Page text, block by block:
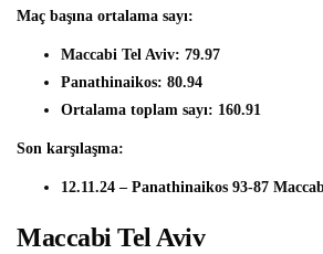
Maç başına ortalama sayı:
Maccabi Tel Aviv: 79.97
Panathinaikos: 80.94
Ortalama toplam sayı: 160.91
Son karşılaşma:
12.11.24 – Panathinaikos 93-87
Maccabi Tel Aviv